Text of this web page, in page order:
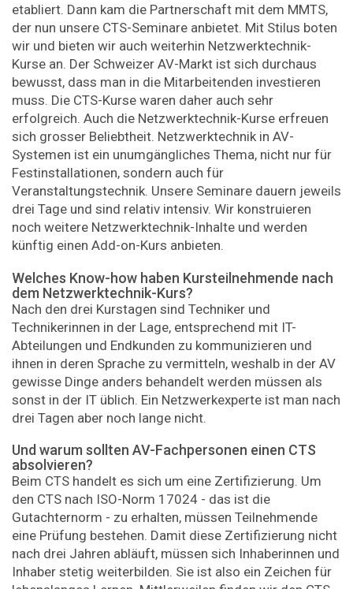
etabliert. Dann kam die Partnerschaft mit dem MMTS,
der nun unsere CTS-Seminare anbietet. Mit Stilus boten
wir und bieten wir auch weiterhin Netzwerktechnik-
Kurse an. Der Schweizer AV-Markt ist sich durchaus
bewusst, dass man in die Mitarbeitenden investieren
muss. Die CTS-Kurse waren daher auch sehr
erfolgreich. Auch die Netzwerktechnik-Kurse erfreuen
sich grosser Beliebtheit. Netzwerktechnik in AV-
Systemen ist ein unumgängliches Thema, nicht nur für
Festinstallationen, sondern auch für
Veranstaltungstechnik. Unsere Seminare dauern jeweils
drei Tage und sind relativ intensiv. Wir konstruieren
noch weitere Netzwerktechnik-Inhalte und werden
künftig einen Add-on-Kurs anbieten.
Welches Know-how haben Kursteilnehmende nach
dem Netzwerktechnik-Kurs?
Nach den drei Kurstagen sind Techniker und
Technikerinnen in der Lage, entsprechend mit IT-
Abteilungen und Endkunden zu kommunizieren und
ihnen in deren Sprache zu vermitteln, weshalb in der AV
gewisse Dinge anders behandelt werden müssen als
sonst in der IT üblich. Ein Netzwerk­experte ist man nach
drei Tagen aber noch lange nicht.
Und warum sollten AV-Fachpersonen einen CTS
absolvieren?
Beim CTS handelt es sich um eine Zertifizierung. Um
den CTS nach ISO-Norm 17024 - das ist die
Gutachternorm - zu erhalten, müssen Teilnehmende
eine Prüfung bestehen. Damit diese Zertifizierung nicht
nach drei Jahren abläuft, müssen sich Inhaberinnen und
Inhaber stetig weiterbilden. Sie ist also ein Zeichen für